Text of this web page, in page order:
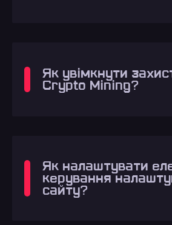
Як увімкнути
Crypto Mining?
Як налаштувати
керування
сайту?